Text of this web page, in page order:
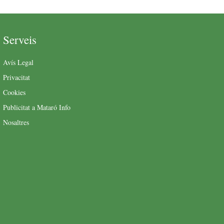
Serveis
Avís Legal
Privacitat
Cookies
Publicitat a Mataró Info
Nosaltres